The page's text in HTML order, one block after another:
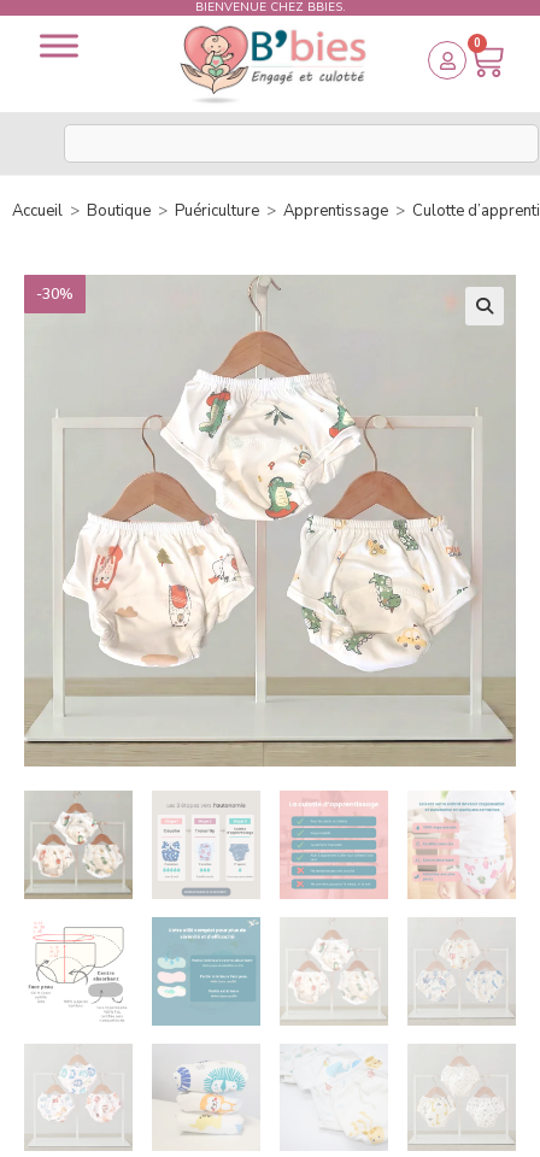
BIENVENUE CHEZ BBIES.
0
Accueil > Boutique > Puériculture > Apprentissage > Culotte
-30%